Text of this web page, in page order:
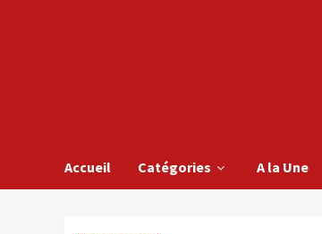
Accueil Catégories A la Une